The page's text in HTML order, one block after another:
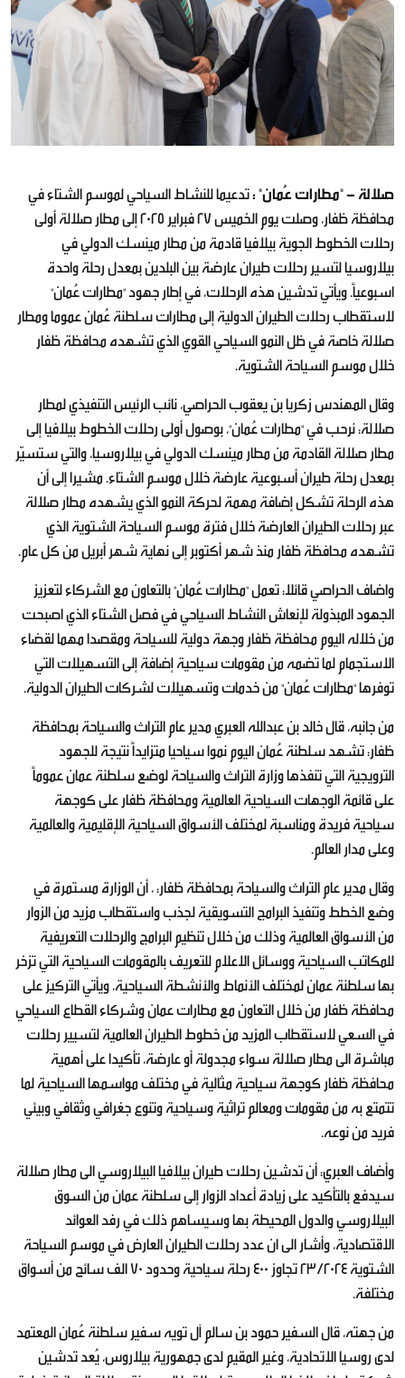
صلالة - "مطارات عُمان" :تدعيما للنشاط السياحي لموسم الشتاء في
محافظة ظفار، وصلت يوم الخميس 27 فبراير 2025 إلى مطار صلالة أولى
رحلات الخطوط الجوية بيلافيا قادمة من مطار مينسك الدولي في
بيلاروسيا لتسير رحلات طيران عارضة بين البلدين بمعدل رحلة واحدة
اسبوعياً. ويأتي تدشين هذه الرحلات، في إطار جهود "مطارات عُمان"
لاستقطاب رحلات الطيران الدولية إلى مطارات سلطنة عُمان عموما ومطار
صلالة خاصة في ظل النمو السياحي القوي الذي تشهده محافظة ظفار
خلال موسم السياحة الشتوية.
وقال المهندس زكريا بن يعقوب الحراصي، نائب الرئيس التنفيذي لمطار
صلالة: نرحب في "مطارات عُمان"، بوصول أولى رحلات الخطوط بيلافيا إلى
مطار صلالة القادمة من مطار مينسك الدولي في بيلاروسيا، والتي ستسيّر
بمعدل رحلة طيران أسبوعية عارضة خلال موسم الشتاء. مشيرا إلى أن
هذه الرحلة تشكل إضافة مهمة لحركة النمو الذي يشهده مطار صلالة
عبر رحلات الطيران العارضة خلال فترة موسم السياحة الشتوية الذي
تشهده محافظة ظفار منذ شهر أكتوبر إلى نهاية شهر أبريل من كل عام.
واضاف الحراصي قائلا: تعمل "مطارات عُمان" بالتعاون مع الشركاء لتعزيز
الجهود المبذولة لإنعاش النشاط السياحي في فصل الشتاء الذي اصبحت
من خلاله اليوم محافظة ظفار وجهة دولية للسياحة ومقصدا مهما لقضاء
الاستجمام لما تضمه من مقومات سياحية إضافة إلى التسهيلات التي
توفرها "مطارات عُمان" من خدمات وتسهيلات لشركات الطيران الدولية.
من جانبه، قال خالد بن عبدالله العبري مدير عام التراث والسياحة بمحافظة
ظفار: تشهد سلطنة عُمان اليوم نموا سياحيا متزايداً نتيجة للجهود
الترويجية التي تنفذها وزارة التراث والسياحة لوضع سلطنة عمان عموماً
على قائمة الوجهات السياحية العالمية ومحافظة ظفار على كوجهة
سياحية فريدة ومناسبة لمختلف الأسواق السياحية الإقليمية والعالمية
وعلى مدار العالم.
وقال مدير عام التراث والسياحة بمحافظة ظفار: ، أن الوزارة مستمرة في
وضع الخطط وتنفيذ البرامج التسويقية لجذب واستقطاب مزيد من الزوار
من الأسواق العالمية وذلك من خلال تنظيم البرامج والرحلات التعريفية
للمكاتب السياحية ووسائل الاعلام للتعريف بالمقومات السياحية التي تزخر
بها سلطنة عمان لمختلف الأنماط والأنشطة السياحية، ويأتي التركيز على
محافظة ظفار من خلال التعاون مع مطارات عمان وشركاء القطاع السياحي
في السعي لاستقطاب المزيد من خطوط الطيران العالمية لتسيير رحلات
مباشرة الى مطار صلالة سواء مجدولة أو عارضة، تأكيدا على أهمية
محافظة ظفار كوجهة سياحية مثالية في مختلف مواسمها السياحية لما
تتمتع به من مقومات ومعالم تراثية وسياحية وتنوع جغرافي وثقافي وبيئي
فريد من نوعه.
وأضاف العبري: أن تدشين رحلات طيران بيلافيا البيلاروسي الى مطار صلالة
سيدفع بالتأكيد على زيادة أعداد الزوار إلى سلطنة عمان من السوق
البيلاروسي والدول المحيطة بها وسيساهم ذلك في رفد العوائد
الاقتصادية، وأشار الى ان عدد رحلات الطيران العارض في موسم السياحة
الشتوية 23/2024 تجاوز 400 رحلة سياحية وحدود 70 الف سائح من أسواق
مختلفة.
من جهته، قال السفير حمود بن سالم آل تويه سفير سلطنة عُمان المعتمد
لدى روسيا الاتحادية، وغير المقيم لدى جمهورية بيلاروس، يُعد تدشين